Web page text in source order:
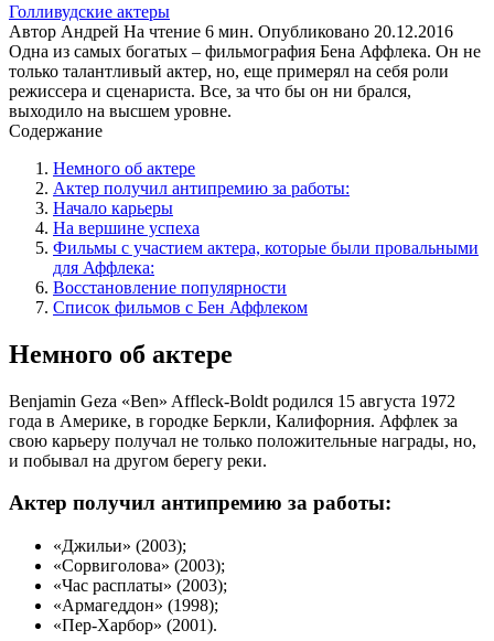
Голливудские актеры
Автор Андрей На чтение 6 мин. Опубликовано 20.12.2016
Одна из самых богатых – фильмография Бена Аффлека. Он не
только талантливый актер, но, еще примерял на себя роли
режиссера и сценариста. Все, за что бы он ни брался,
выходило на высшем уровне.
Содержание
Немного об актере
Актер получил антипремию за работы:
Начало карьеры
На вершине успеха
Фильмы с участием актера, которые были провальными
для Аффлека:
Восстановление популярности
Список фильмов с Бен Аффлеком
Немного об актере
Benjamin Geza «Ben» Affleck-Boldt родился 15 августа 1972
года в Америке, в городке Беркли, Калифорния. Аффлек за
свою карьеру получал не только положительные награды, но,
и побывал на другом берегу реки.
Актер получил антипремию за работы:
«Джильи» (2003);
«Сорвиголова» (2003);
«Час расплаты» (2003);
«Армагеддон» (1998);
«Пер-Харбор» (2001).